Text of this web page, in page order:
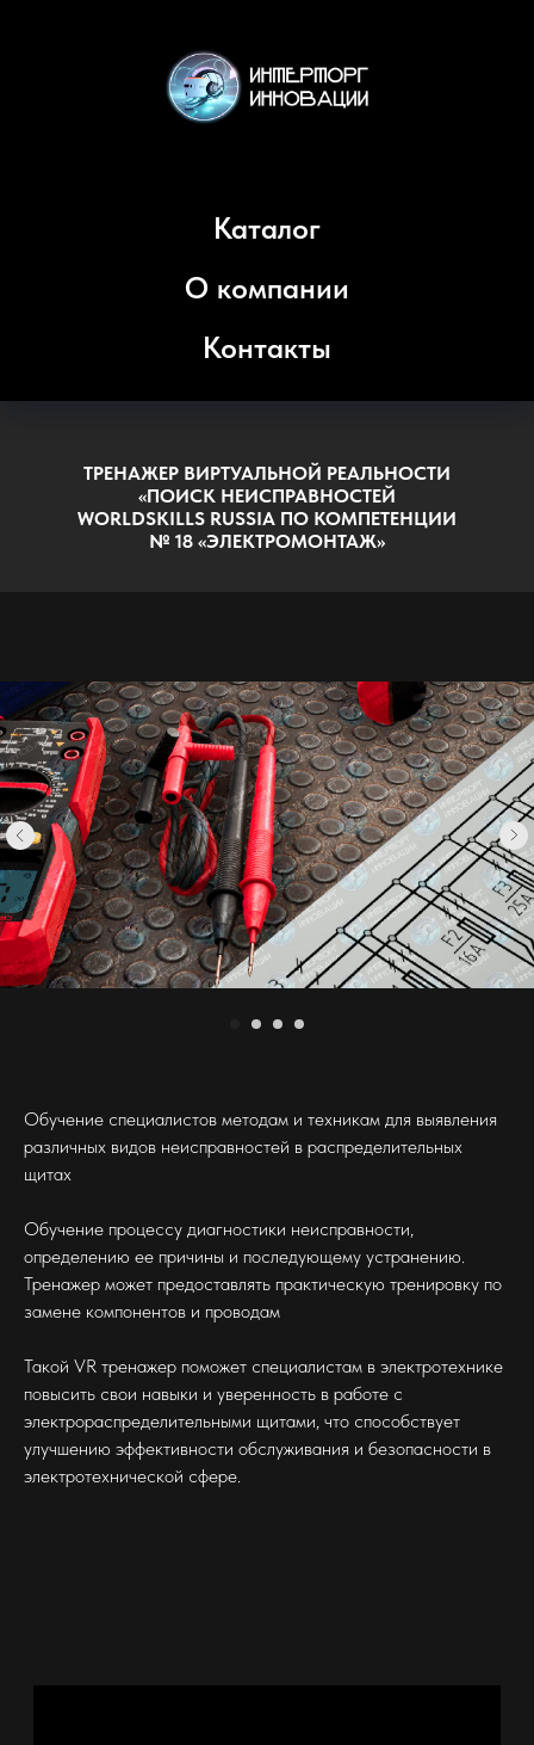
Каталог
О компании
Контакты
ТРЕНАЖЕР ВИРТУАЛЬНОЙ РЕАЛЬНОСТИ
«ПОИСК НЕИСПРАВНОСТЕЙ
WORLDSKILLS RUSSIA ПО КОМПЕТЕНЦИИ
№ 18 «ЭЛЕКТРОМОНТАЖ»
Обучение специалистов методам и техникам для выявления
различных видов неисправностей в распределительных
щитах
Обучение процессу диагностики неисправности,
определению ее причины и последующему устранению.
Тренажер может предоставлять практическую тренировку по
замене компонентов и проводам
Такой VR тренажер поможет специалистам в электротехнике
повысить свои навыки и уверенность в работе с
электрораспределительными щитами, что способствует
улучшению эффективности обслуживания и безопасности в
электротехнической сфере.